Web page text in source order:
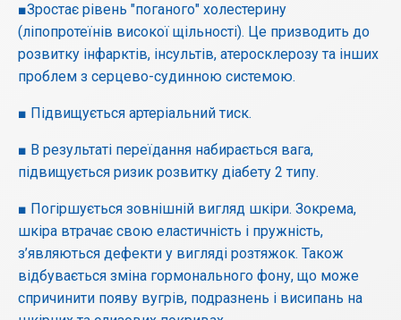
■Зростає рівень "поганого" холестерину
(ліпопротеїнів високої щільності). Це призводить до
розвитку інфарктів, інсультів, атеросклерозу та інших
проблем з серцево-судинною системою.
■ Підвищується артеріальний тиск.
■ В результаті переїдання набирається вага,
підвищується ризик розвитку діабету 2 типу.
■ Погіршується зовнішній вигляд шкіри. Зокрема,
шкіра втрачає свою еластичність і пружність,
з’являються дефекти у вигляді розтяжок. Також
відбувається зміна гормонального фону, що може
спричинити появу вугрів, подразнень і висипань на